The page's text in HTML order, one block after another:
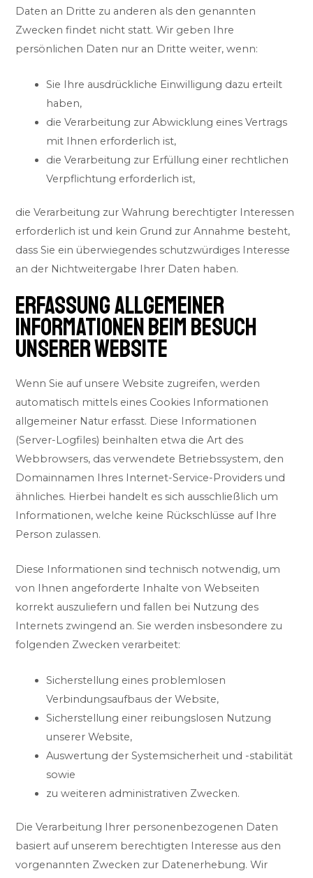
Daten an Dritte zu anderen als den genannten
Zwecken findet nicht statt. Wir geben Ihre
persönlichen Daten nur an Dritte weiter, wenn:
Sie Ihre ausdrückliche Einwilligung dazu erteilt
haben,
die Verarbeitung zur Abwicklung eines Vertrags
mit Ihnen erforderlich ist,
die Verarbeitung zur Erfüllung einer rechtlichen
Verpflichtung erforderlich ist,
die Verarbeitung zur Wahrung berechtigter Interessen
erforderlich ist und kein Grund zur Annahme besteht,
dass Sie ein überwiegendes schutzwürdiges Interesse
an der Nichtweitergabe Ihrer Daten haben.
ERFASSUNG ALLGEMEINER
INFORMATIONEN BEIM BESUCH
UNSERER WEBSITE
Wenn Sie auf unsere Website zugreifen, werden
automatisch mittels eines Cookies Informationen
allgemeiner Natur erfasst. Diese Informationen
(Server-Logfiles) beinhalten etwa die Art des
Webbrowsers, das verwendete Betriebssystem, den
Domainnamen Ihres Internet-Service-Providers und
ähnliches. Hierbei handelt es sich ausschließlich um
Informationen, welche keine Rückschlüsse auf Ihre
Person zulassen.
Diese Informationen sind technisch notwendig, um
von Ihnen angeforderte Inhalte von Webseiten
korrekt auszuliefern und fallen bei Nutzung des
Internets zwingend an. Sie werden insbesondere zu
folgenden Zwecken verarbeitet:
Sicherstellung eines problemlosen
Verbindungsaufbaus der Website,
Sicherstellung einer reibungslosen Nutzung
unserer Website,
Auswertung der Systemsicherheit und -stabilität
sowie
zu weiteren administrativen Zwecken.
Die Verarbeitung Ihrer personenbezogenen Daten
basiert auf unserem berechtigten Interesse aus den
vorgenannten Zwecken zur Datenerhebung. Wir